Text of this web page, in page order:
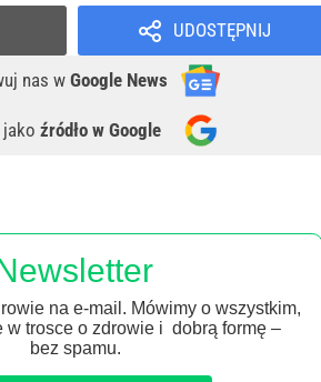
UDOSTĘPNIJ
nas w Google News
jako źródło w Google
na e-mail. Mówimy o wszystkim,
w trosce o zdrowie i dobrą formę –
bez spamu.